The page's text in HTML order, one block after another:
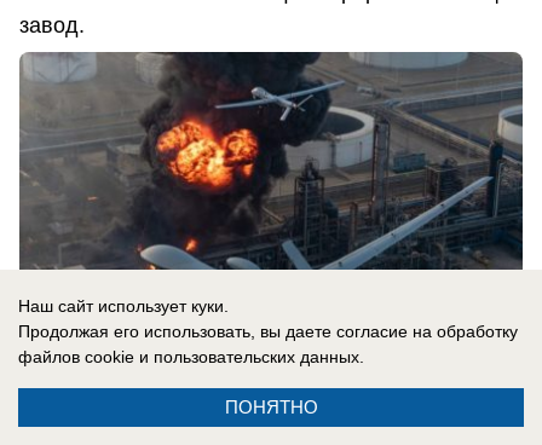
завод.
Наш сайт использует куки.
Продолжая его использовать, вы даете согласие на обработку
файлов cookie и пользовательских данных.
ПОНЯТНО